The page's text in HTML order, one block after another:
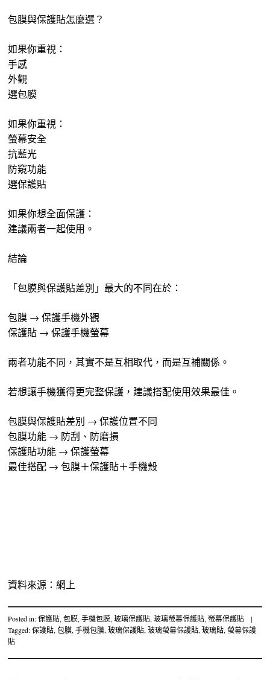
包膜與保護貼怎麼選？
如果你重視：
手感
外觀
選包膜
如果你重視：
螢幕安全
抗藍光
防窺功能
選保護貼
如果你想全面保護：
建議兩者一起使用。
結論
「包膜與保護貼差別」最大的不同在於：
包膜 → 保護手機外觀
保護貼 → 保護手機螢幕
兩者功能不同，其實不是互相取代，而是互補關係。
若想讓手機獲得更完整保護，建議搭配使用效果最佳。
包膜與保護貼差別 → 保護位置不同
包膜功能 → 防刮、防磨損
保護貼功能 → 保護螢幕
最佳搭配 → 包膜＋保護貼＋手機殼
資料來源：網上
Posted in:保護貼,包膜,手機包膜,玻璃保護貼,玻璃螢幕保護貼,螢幕保護貼
|
Tagged:保護貼,包膜,手機包膜,玻璃保護貼,玻璃螢幕保護貼,玻璃貼,螢幕保護
貼